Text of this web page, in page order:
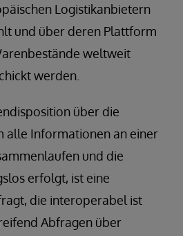
Logistikanbietern
und über deren Plattform
weltweit
werden.
über die
alle Informationen an einer
und die
erfolgt, ist eine
die interoperabel ist
Abfragen über